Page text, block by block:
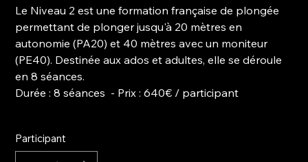
Le Niveau 2 est une formation française de plongée
permettant de plonger jusqu'à 20 mètres en
autonomie (PA20) et 40 mètres avec un moniteur
(PE40). Destinée aux ados et adultes, elle se déroule
en 8 séances.
Durée : 8 séances - Prix : 640€ / participant
Participant